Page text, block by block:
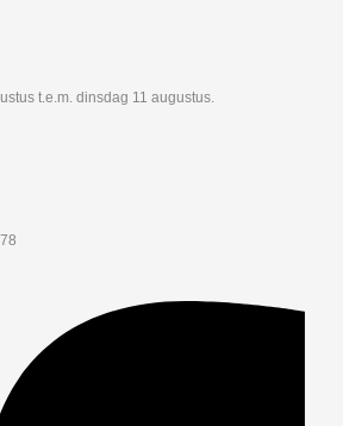
t.e.m. dinsdag 11 augustus.